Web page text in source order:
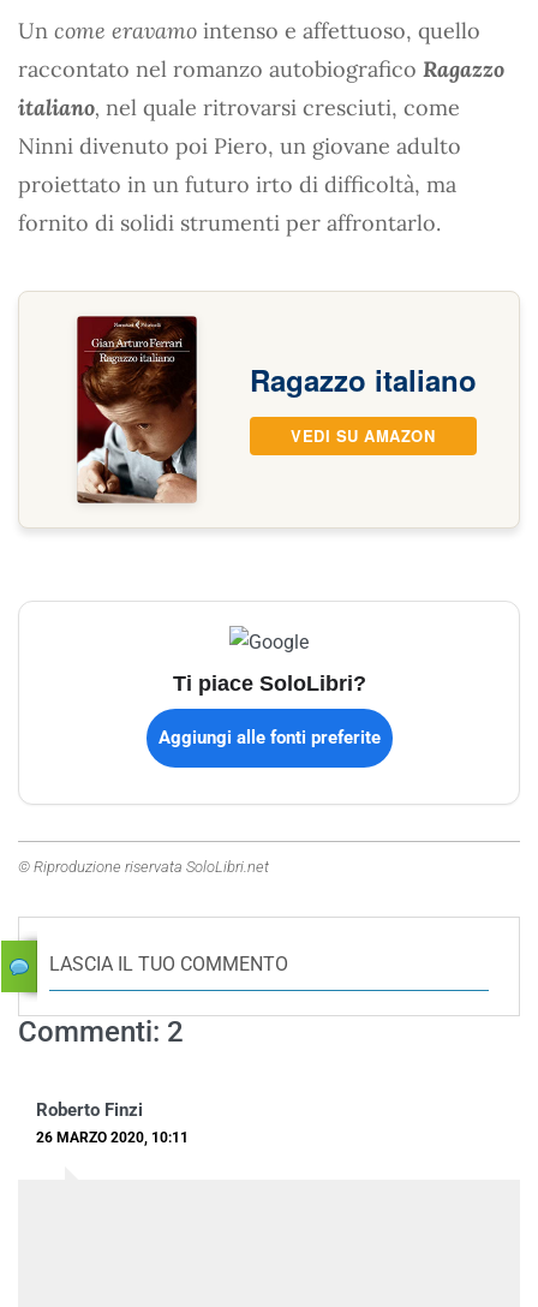
Un come eravamo intenso e affettuoso, quello
raccontato nel romanzo autobiografico Ragazzo
italiano, nel quale ritrovarsi cresciuti, come
Ninni divenuto poi Piero, un giovane adulto
proiettato in un futuro irto di difficoltà, ma
fornito di solidi strumenti per affrontarlo.
Ragazzo italiano
VEDI SU AMAZON
Ti piace SoloLibri?
Aggiungi alle fonti preferite
© Riproduzione riservata SoloLibri.net
LASCIA IL TUO COMMENTO
Commenti: 2
Roberto Finzi
26 MARZO 2020, 10:11